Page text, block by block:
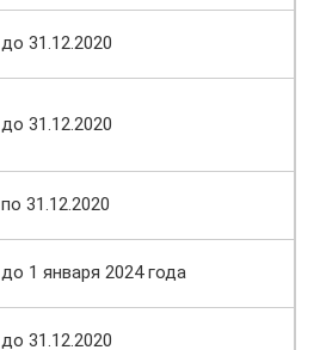
до 31.12.2020
до 31.12.2020
по 31.12.2020
до 1 января 2024 года
до 31.12.2020